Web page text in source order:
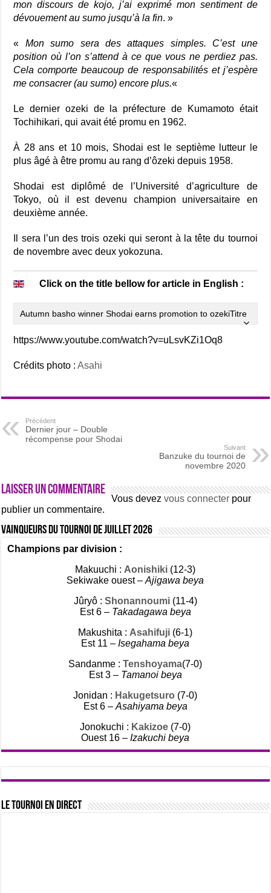
mon discours de kojo, j’ai exprimé mon sentiment de
dévouement au sumo jusqu’à la fin. »
« Mon sumo sera des attaques simples. C’est une
position où l’on s’attend à ce que vous ne perdiez pas.
Cela comporte beaucoup de responsabilités et j’espère
me consacrer (au sumo) encore plus.«
Le dernier ozeki de la préfecture de Kumamoto était
Tochihikari, qui avait été promu en 1962.
À 28 ans et 10 mois, Shodai est le septième lutteur le
plus âgé à être promu au rang d’ôzeki depuis 1958.
Shodai est diplômé de l’Université d’agriculture de
Tokyo, où il est devenu champion universaitaire en
deuxième année.
Il sera l’un des trois ozeki qui seront à la tête du tournoi
de novembre avec deux yokozuna.
Click on the title bellow for article in English :
Autumn basho winner Shodai earns promotion to ozekiTitre
https://www.youtube.com/watch?v=uLsvKZi1Oq8
Crédits photo :Asahi
Précédent
Dernier jour – Double
récompense pour Shodai
Suivant
Banzuke du tournoi de
novembre 2020
Laisser un commentaire
Vous devezvous connecter pour
publier un commentaire.
Vainqueurs du tournoi de Juillet 2026
Champions par division :
Makuuchi : Aonishiki (12-3)
Sekiwake ouest –Ajigawa beya
Jûryô : Shonannoumi (11-4)
Est 6 – Takadagawa beya
Makushita : Asahifuji (6-1)
Est 11 –Isegahama beya
Sandanme :Tenshoyama(7-0)
Est 3 – Tamanoi beya
Jonidan : Hakugetsuro (7-0)
Est 6 – Asahiyama beya
Jonokuchi : Kakizoe (7-0)
Ouest 16 –Izakuchi beya
Le tournoi en direct